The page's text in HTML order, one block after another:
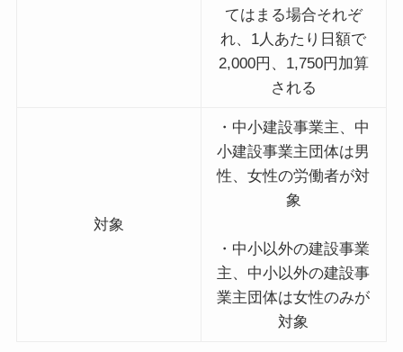
てはまる場合それぞ
れ、1人あたり日額で
2,000円、1,750円加算
される
対象
・中小建設事業主、中
小建設事業主団体は男
性、女性の労働者が対
象
・中小以外の建設事業
主、中小以外の建設事
業主団体は女性のみが
対象